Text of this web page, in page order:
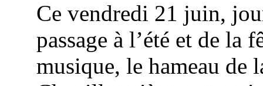
Ce vendredi 21 juin,
passage à l’été et de la
musique, le hameau de